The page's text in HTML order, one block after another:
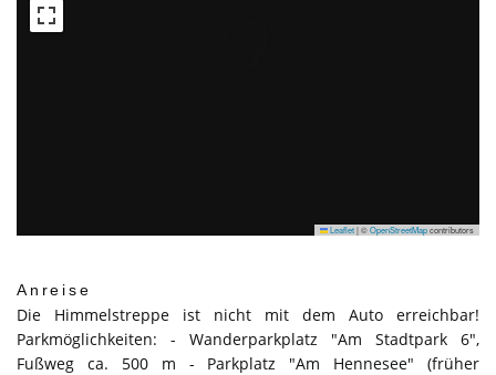
Leaflet|©OpenStreetMapcontributors
Anreise
Die Himmelstreppe ist nicht mit dem Auto erreichbar!
Parkmöglichkeiten: - Wanderparkplatz "Am Stadtpark 6",
Fußweg ca. 500 m - Parkplatz "Am Hennesee" (früher